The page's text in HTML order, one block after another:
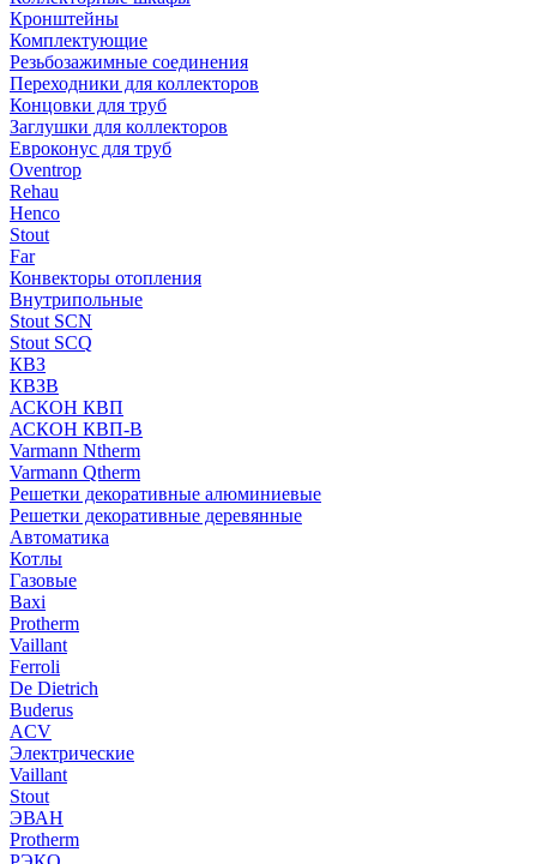
Кронштейны
Комплектующие
Резьбозажимные соединения
Переходники для коллекторов
Концовки для труб
Заглушки для коллекторов
Евроконус для труб
Oventrop
Rehau
Henco
Stout
Far
Конвекторы отопления
Внутрипольные
Stout SCN
Stout SCQ
КВЗ
КВЗВ
АСКОН КВП
АСКОН КВП-В
Varmann Ntherm
Varmann Qtherm
Решетки декоративные алюминиевые
Решетки декоративные деревянные
Автоматика
Котлы
Газовые
Baxi
Protherm
Vaillant
Ferroli
De Dietrich
Buderus
ACV
Электрические
Vaillant
Stout
ЭВАН
Protherm